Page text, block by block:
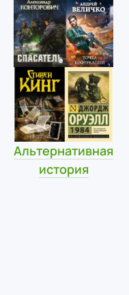
Альтернативная
история